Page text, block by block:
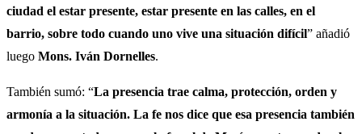
ciudad el estar presente, estar presente en las calles, en el
barrio, sobre todo cuando uno vive una situación difícil” añadió
luego Mons. Iván Dornelles.
También sumó: “La presencia trae calma, protección, orden y
armonía a la situación. La fe nos dice que esa presencia también